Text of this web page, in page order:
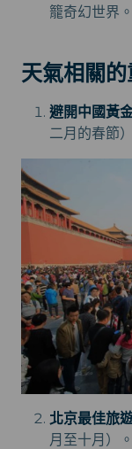
籠奇幻世界。
天氣相關
避開中國黃
二月的春節
北京最佳旅
月至十月）。